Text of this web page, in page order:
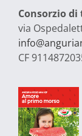
Consorzio di
via
CF